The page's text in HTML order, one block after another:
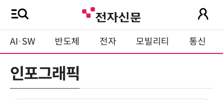
AI·SW 반도체 전자 모빌리티 통신
인포그래픽